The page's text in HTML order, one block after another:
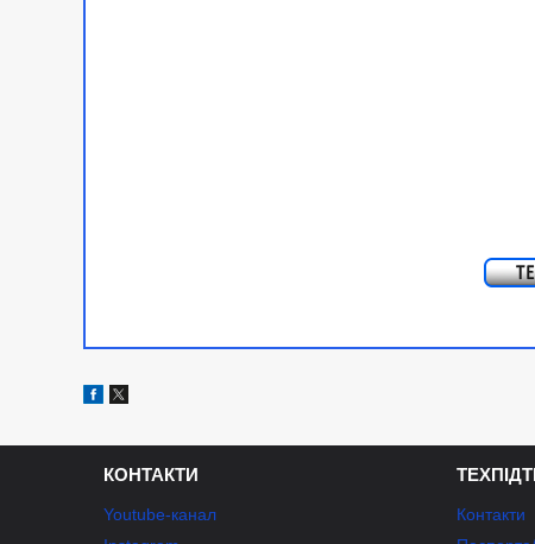
КОНТАКТИ
Youtube-канал
Контакти